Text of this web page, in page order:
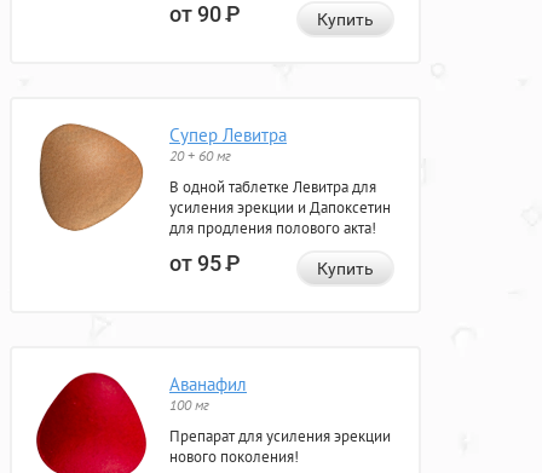
от 90Р Купить
Супер Левитра
20 + 60 мг
В одной таблетке Левитра для
усиления эрекции и Дапоксетин
для продления полового акта!
от 95Р Купить
Аванафил
100 мг
Препарат для усиления эрекции
нового поколения!